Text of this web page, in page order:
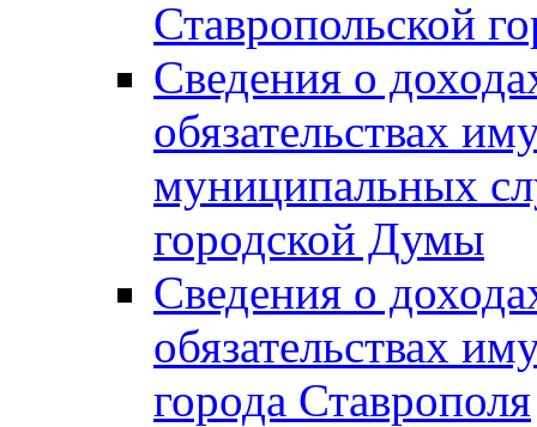
Ставропольской
Сведения о
обязательствах
муниципальных
городской Думы
Сведения о
обязательствах
города Ставрополя